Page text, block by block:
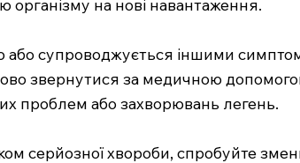
на нові навантаження.
супроводжується іншими
звернутися за медичною
проблем або захворювань легень.
серйозної хвороби, спробуйте